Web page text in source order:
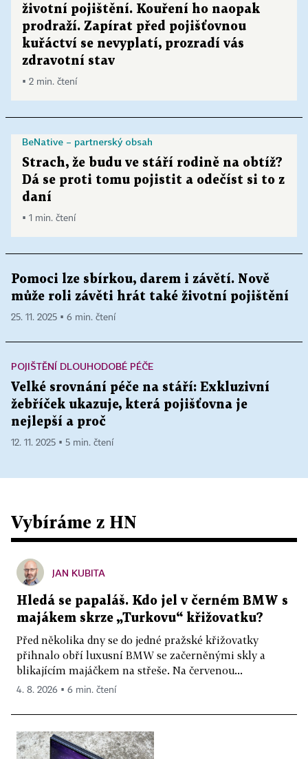
životní pojištění. Kouření ho naopak
prodraží. Zapírat před pojišťovnou
kuřáctví se nevyplatí, prozradí vás
zdravotní stav
▪ 2 min. čtení
BeNative – partnerský obsah
Strach, že budu ve stáří rodině na obtíž?
Dá se proti tomu pojistit a odečíst si to z
daní
▪ 1 min. čtení
Pomoci lze sbírkou, darem i závětí. Nově
může roli závěti hrát také životní pojištění
25. 11. 2025 ▪ 6 min. čtení
POJIŠTĚNÍ DLOUHODOBÉ PÉČE
Velké srovnání péče na stáří: Exkluzivní
žebříček ukazuje, která pojišťovna je
nejlepší a proč
12. 11. 2025 ▪ 5 min. čtení
Vybíráme z HN
JAN KUBITA
Hledá se papaláš. Kdo jel v černém BMW s
majákem skrze „Turkovu“ křižovatku?
Před několika dny se do jedné pražské křižovatky
přihnalo obří luxusní BMW se začerněnými skly a
blikajícím majáčkem na střeše. Na červenou...
4. 8. 2026 ▪ 6 min. čtení